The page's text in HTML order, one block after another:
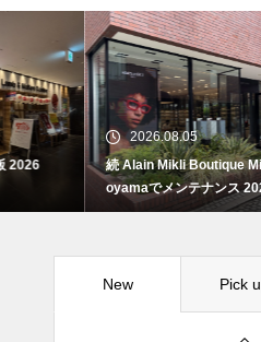
2026.08.05
続 Alain Mikli Boutique Minami A
oyamaでメンテナンス 2026
New Pick
続 Alain
oyamaで
Crepe de
プ 2026